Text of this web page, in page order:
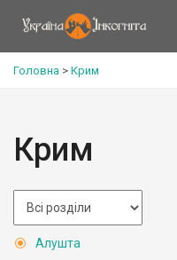
Головна > Крим
Крим
Алушта